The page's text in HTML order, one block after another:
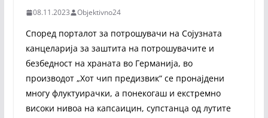
08.11.2023 Objektivno24
Според порталот за потрошувачи на Сојузната
канцеларија за заштита на потрошувачите и
безбедност на храната во Германија, во
производот „Хот чип предизвик“ се пронајдени
многу флуктуирачки, а понекогаш и екстремно
високи нивоа на капсаицин, супстанца од лутите